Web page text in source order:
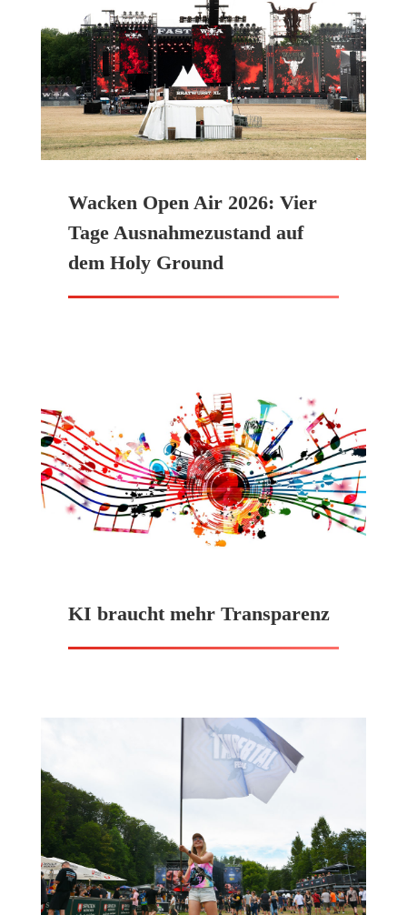
Wacken Open Air 2026: Vier
Tage Ausnahmezustand auf
dem Holy Ground
KI braucht mehr Transparenz